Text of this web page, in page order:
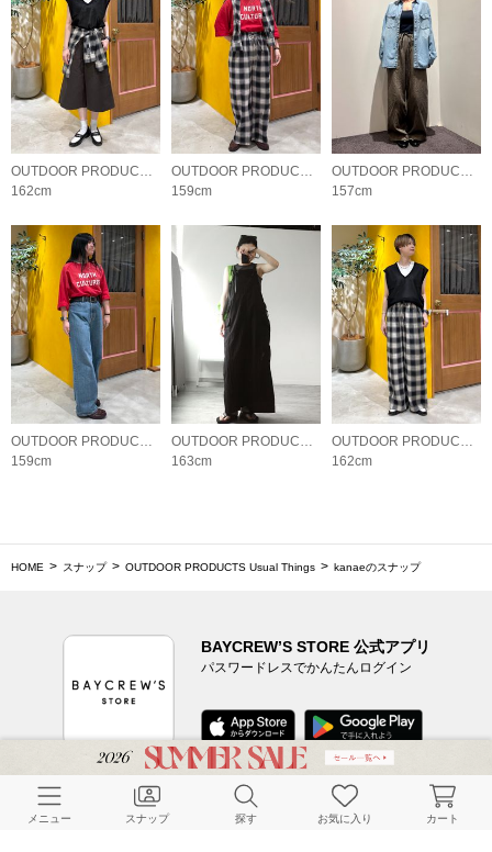
162cm
159cm
157cm
159cm
163cm
162cm
HOME スナップ OUTDOOR PRODUCTS Usual Things kanaeのスナップ
BAYCREW’S STORE 公式アプリ
パスワードレスでかんたんログイン
CUSTOMER SERVICE
メニュー スナップ 探す お気に入り カート